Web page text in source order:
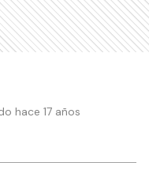
hace 17 años